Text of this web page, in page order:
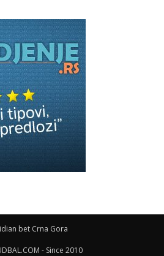
bet Crna Gora
- Since 2010